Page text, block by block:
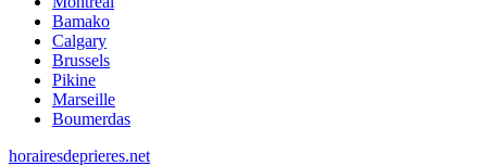
Bamako
Calgary
Brussels
Pikine
Marseille
Boumerdas
horairesdeprieres.net